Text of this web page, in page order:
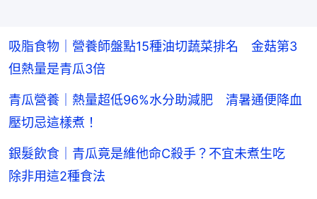
吸脂食物｜營養師盤點15種油切蔬菜排名 金菇第3
但熱量是青瓜3倍
青瓜營養｜熱量超低96%水分助減肥 清暑通便降血
壓切忌這樣煮！
銀髮飲食｜青瓜竟是維他命C殺手？不宜未煮生吃
除非用這2種食法